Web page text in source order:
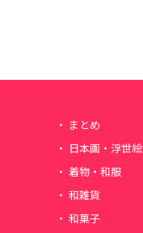
まとめ
日本画・浮世絵
着物・和服
和雑貨
和菓子